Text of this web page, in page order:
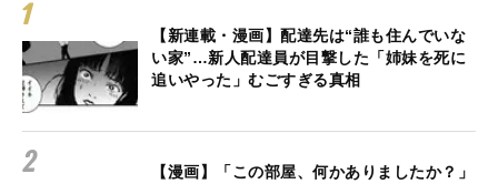
【新連載・漫画】配達先は“誰も住んでいな
い家”…新人配達員が目撃した「姉妹を死に
追いやった」むごすぎる真相
【漫画】「この部屋、何かありましたか？」